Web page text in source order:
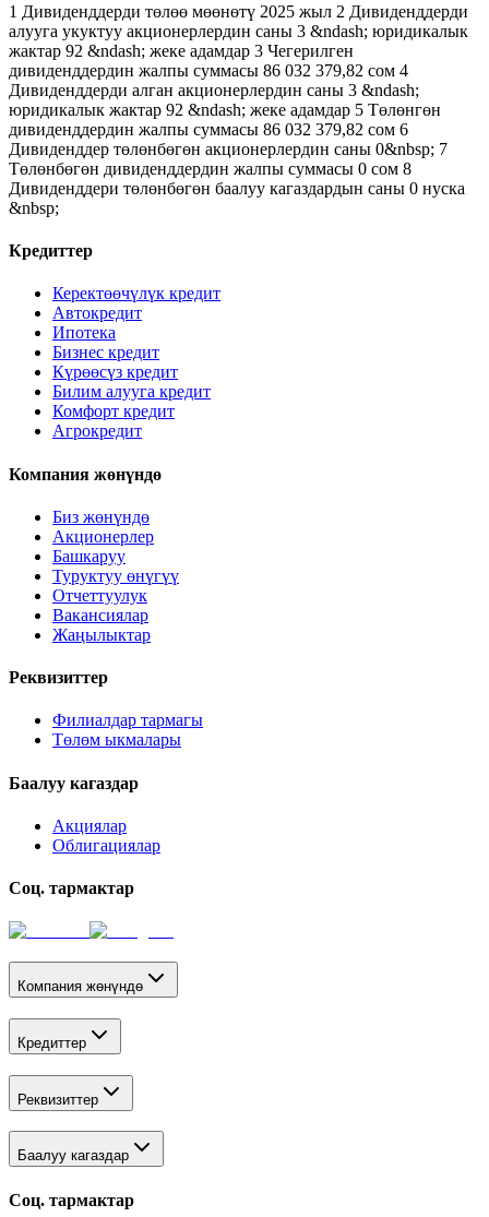
1 Дивиденддерди төлөө мөөнөтү 2025 жыл 2 Дивиденддерди
алууга укуктуу акционерлердин саны 3 &ndash; юридикалык
жактар 92 &ndash; жеке адамдар 3 Чегерилген
дивиденддердин жалпы суммасы 86 032 379,82 сом 4
Дивиденддерди алган акционерлердин саны 3 &ndash;
юридикалык жактар 92 &ndash; жеке адамдар 5 Төлөнгөн
дивиденддердин жалпы суммасы 86 032 379,82 сом 6
Дивиденддер төлөнбөгөн акционерлердин саны 0&nbsp; 7
Төлөнбөгөн дивиденддердин жалпы суммасы 0 сом 8
Дивиденддери төлөнбөгөн баалуу кагаздардын саны 0 нуска
&nbsp;
Кредиттер
Керектөөчүлүк кредит
Автокредит
Ипотека
Бизнес кредит
Күрөөсүз кредит
Билим алууга кредит
Комфорт кредит
Агрокредит
Компания жөнүндө
Биз жөнүндө
Акционерлер
Башкаруу
Туруктуу өнүгүү
Отчеттуулук
Вакансиялар
Жаңылыктар
Реквизиттер
Филиалдар тармагы
Төлөм ыкмалары
Баалуу кагаздар
Акциялар
Облигациялар
Соц. тармактар
Компания жөнүндө
Кредиттер
Реквизиттер
Баалуу кагаздар
Соц. тармактар